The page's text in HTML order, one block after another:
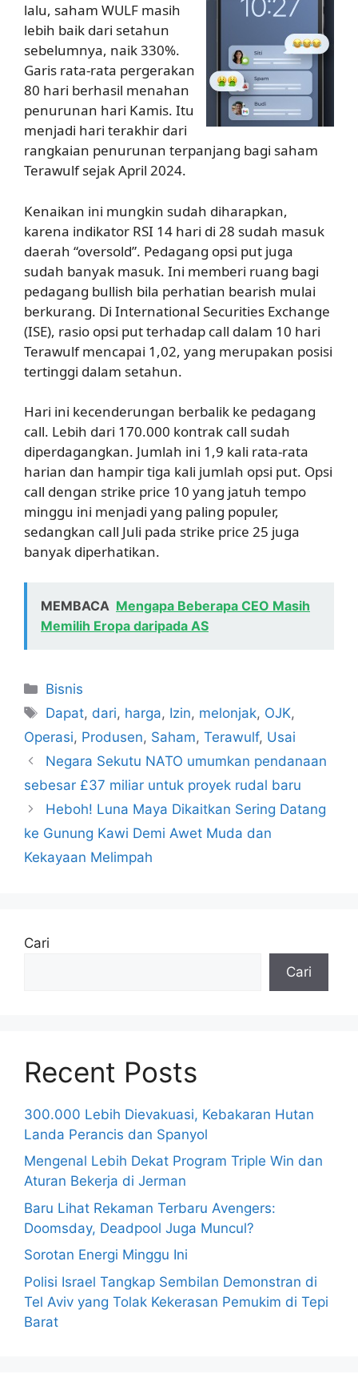
lalu, saham WULF masih
lebih baik dari setahun
sebelumnya, naik 330%.
Garis rata-rata pergerakan
80 hari berhasil menahan
penurunan hari Kamis. Itu
menjadi hari terakhir dari
rangkaian penurunan terpanjang bagi saham
Terawulf sejak April 2024.
Kenaikan ini mungkin sudah diharapkan,
karena indikator RSI 14 hari di 28 sudah masuk
daerah “oversold”. Pedagang opsi put juga
sudah banyak masuk. Ini memberi ruang bagi
pedagang bullish bila perhatian bearish mulai
berkurang. Di International Securities Exchange
(ISE), rasio opsi put terhadap call dalam 10 hari
Terawulf mencapai 1,02, yang merupakan posisi
tertinggi dalam setahun.
Hari ini kecenderungan berbalik ke pedagang
call. Lebih dari 170.000 kontrak call sudah
diperdagangkan. Jumlah ini 1,9 kali rata-rata
harian dan hampir tiga kali jumlah opsi put. Opsi
call dengan strike price 10 yang jatuh tempo
minggu ini menjadi yang paling populer,
sedangkan call Juli pada strike price 25 juga
banyak diperhatikan.
MEMBACA Mengapa Beberapa CEO Masih
Memilih Eropa daripada AS
Kategori
Bisnis
Tag
Dapat, dari, harga, Izin, melonjak, OJK,
Operasi, Produsen, Saham, Terawulf, Usai
Negara Sekutu NATO umumkan pendanaan
sebesar £37 miliar untuk proyek rudal baru
Heboh! Luna Maya Dikaitkan Sering Datang
ke Gunung Kawi Demi Awet Muda dan
Kekayaan Melimpah
Cari
Cari
Recent Posts
300.000 Lebih Dievakuasi, Kebakaran Hutan
Landa Perancis dan Spanyol
Mengenal Lebih Dekat Program Triple Win dan
Aturan Bekerja di Jerman
Baru Lihat Rekaman Terbaru Avengers:
Doomsday, Deadpool Juga Muncul?
Sorotan Energi Minggu Ini
Polisi Israel Tangkap Sembilan Demonstran di
Tel Aviv yang Tolak Kekerasan Pemukim di Tepi
Barat